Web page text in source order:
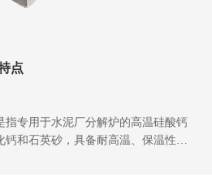
点
指专用于水泥厂分解炉的高温硅酸钙
和石英砂，具备耐高温、保温性能